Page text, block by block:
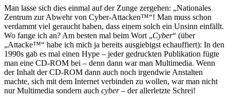
Man lasse sich dies einmal auf der Zunge zergehen: „Nationales
Zentrum zur Abwehr von Cyber-Attacken™“! Man muss schon
verdammt viel geraucht haben, dass einem solch ein Unsinn einfällt.
Wo fange ich an? Am besten mal beim Wort „Cyber“ (über
„Attacke™“ habe ich mich ja bereits ausgiebigst echauffiert): In den
1990s gab es mal einen Hype – jeder gedruckten Publikation fügte
man eine CD-ROM bei – denn dann war man Multimedia. Wenn
der Inhalt der CD-ROM dann auch noch irgendwie Anstalten
machte, sich mit dem Internet verbinden zu wollen, war man nicht
nur Multimedia sondern auch cyber– der allerletzte Schrei!